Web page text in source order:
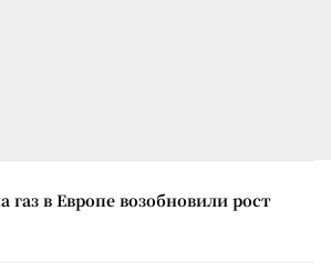
в Европе возобновили рост